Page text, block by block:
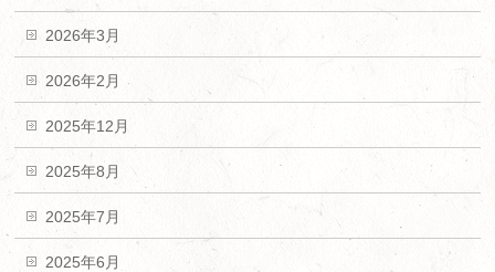
2026年3月
2026年2月
2025年12月
2025年8月
2025年7月
2025年6月